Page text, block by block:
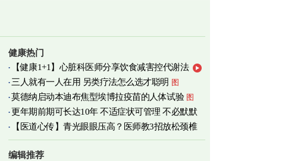
健康热门
【健康1+1】心脏科医师分享饮食减害控代谢法
三人就有一人在用 另类疗法怎么选才聪明 图
莫德纳启动本迪布焦型埃博拉疫苗的人体试验 图
更年期前期可长达10年 不适症状可管理 不必默默
忍受 图
【医道心传】青光眼眼压高？医师教3招放松颈椎
图
编辑推荐